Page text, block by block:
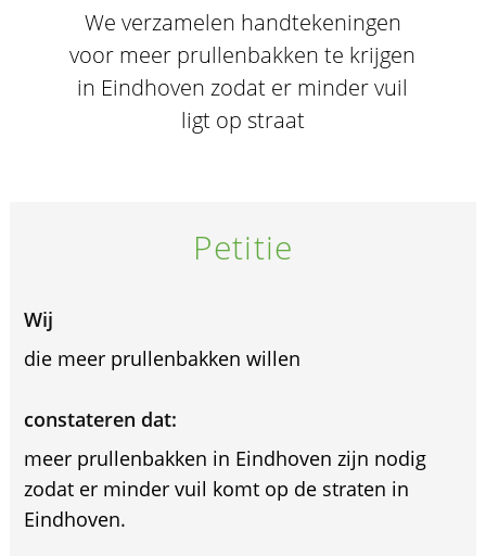
We verzamelen handtekeningen
voor meer prullenbakken te krijgen
in Eindhoven zodat er minder vuil
ligt op straat
Petitie
Wij
die meer prullenbakken willen
constateren dat:
meer prullenbakken in Eindhoven zijn nodig
zodat er minder vuil komt op de straten in
Eindhoven.